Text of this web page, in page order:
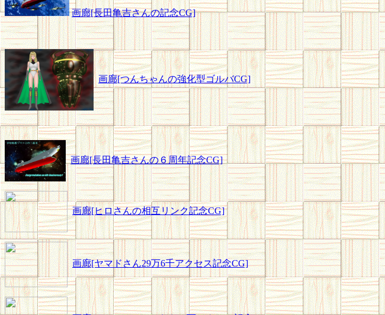
画廊[長田亀吉さんの記念CG]
画廊[つんちゃんの強化型ゴルバCG]
画廊[長田亀吉さんの６周年記念CG]
画廊[ヒロさんの相互リンク記念CG]
画廊[ヤマドさん29万6千アクセス記念CG]